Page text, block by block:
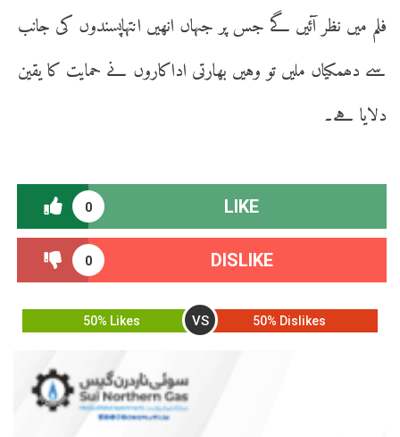
فلم میں نظر آئیں گے جس پر جہاں انھیں انتہاپسندوں کی جانب
سے دھمکیاں ملیں تو وہیں بھارتی اداکاروں نے حمایت کا یقین
دلایا ہے۔
0 LIKE
0 DISLIKE
50% Likes VS 50% Dislikes